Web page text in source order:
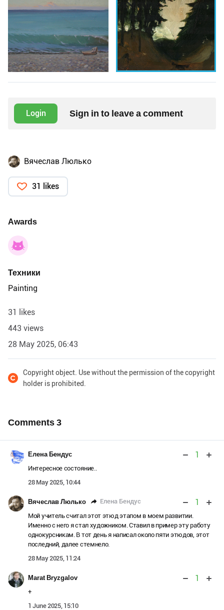
Login Sign in to leave a comment
Вячеслав Люлько
31 likes
Awards
Техники
Painting
31 likes
443 views
28 May 2025, 06:43
Copyright object. Use without the permission of the copyright
holder is prohibited.
Comments3
Елена Бендус 1
Интересное состояние..
28 May 2025, 10:44
Вячеслав Люлько Елена Бендус 1
Мой учитель считал этот этюд этапом в моем развитии.
Именно с него я стал художником. Ставил в пример эту работу
однокурсникам. В тот день я написал около пяти этюдов, этот
последний, далее стемнело.
28 May 2025, 11:24
Marat Bryzgalov 1
+
1 June 2025, 15:10